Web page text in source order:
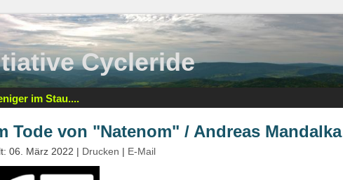
Cycleride
im Stau....
Tode von "Natenom" / Andreas Mandalka
06. März 2022 | Drucken | E-Mail